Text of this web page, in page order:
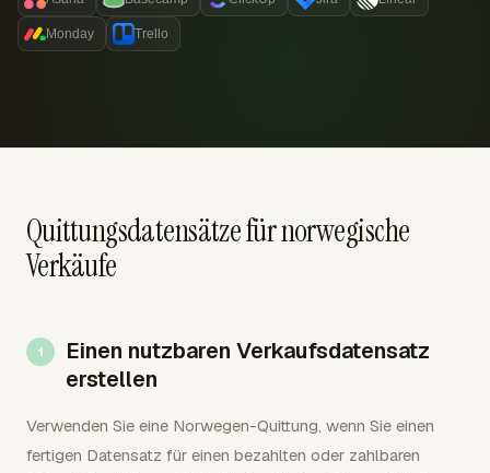
Monday Trello
Quittungsdatensätze für norwegische
Verkäufe
Einen nutzbaren Verkaufsdatensatz
erstellen
Verwenden Sie eine Norwegen-Quittung, wenn Sie einen
fertigen Datensatz für einen bezahlten oder zahlbaren